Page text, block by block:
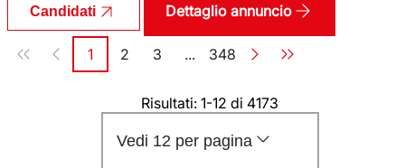
Candidati Dettaglio annuncio
Paginazione
Pagina
1 Pagina
2 Pagina
3 ... Pagina
348
Risultati: 1-12 di 4173
Vedi 12 per pagina